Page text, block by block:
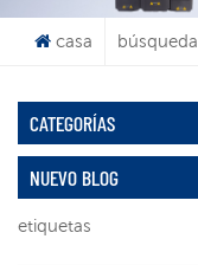
casa búsqueda
CATEGORÍAS
NUEVO BLOG
etiquetas